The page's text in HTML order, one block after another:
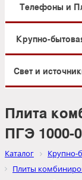
Телефоны и
Крупно-
Свет и
Плита
ПГЭ 1000-
Каталог Крупно-
Плиты